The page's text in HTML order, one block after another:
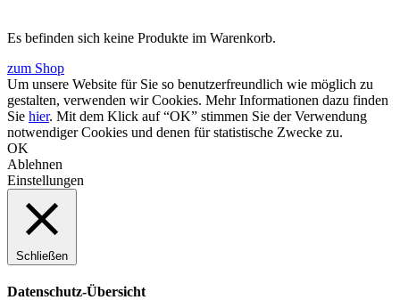
Es befinden sich keine Produkte im Warenkorb.
zum Shop
Um unsere Website für Sie so benutzerfreundlich wie möglich zu
gestalten, verwenden wir Cookies. Mehr Informationen dazu finden
Sie hier. Mit dem Klick auf “OK” stimmen Sie der Verwendung
notwendiger Cookies und denen für statistische Zwecke zu.
OK
Ablehnen
Einstellungen
Schließen
Datenschutz-Übersicht